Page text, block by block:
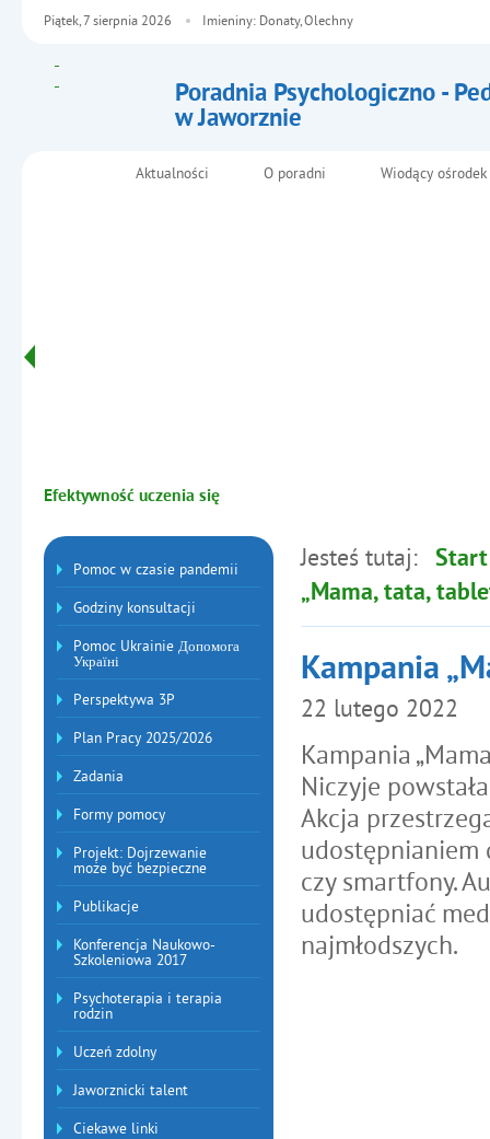
Poradnia Psychologiczno -
w Jaworznie
Piątek, 7 sierpnia 2026 Imieniny: Donaty, Olechny
Menu główneAktualności O poradni Wiodący ośrodek
Efektywność uczenia się
Menu dodatkowe
Pomoc w czasie pandemii
Godziny konsultacji
Pomoc Ukrainie Допомога
Україні
Perspektywa 3P
Plan Pracy 2025/2026
Zadania
Formy pomocy
Projekt: Dojrzewanie
może być bezpieczne
Publikacje
Konferencja Naukowo-
Szkoleniowa 2017
Psychoterapia i terapia
rodzin
Uczeń zdolny
Jaworznicki talent
Ciekawe linki
Jesteś tutaj: Start
„Mama, tata,
Kampania
22 lutego 2022
Kampania
Niczyje
Akcja
udostępnianiem
czy smartfony.
udostępniać
najmłodszych.